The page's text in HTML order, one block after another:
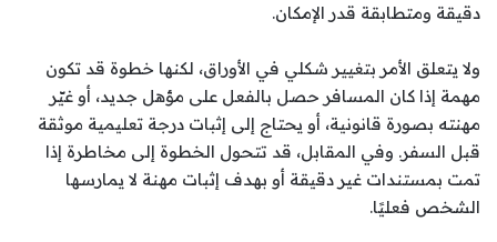
دقيقة ومتطابقة قدر الإمكان.
ولا يتعلق الأمر بتغيير شكلي في الأوراق، لكنها خطوة قد تكون
مهمة إذا كان المسافر حصل بالفعل على مؤهل جديد، أو غيّر
مهنته بصورة قانونية، أو يحتاج إلى إثبات درجة تعليمية موثقة
قبل السفر. وفي المقابل، قد تتحول الخطوة إلى مخاطرة إذا
تمت بمستندات غير دقيقة أو بهدف إثبات مهنة لا يمارسها
الشخص فعليًا.